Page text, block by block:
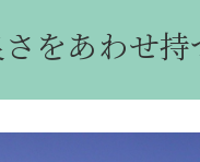
をあわせ